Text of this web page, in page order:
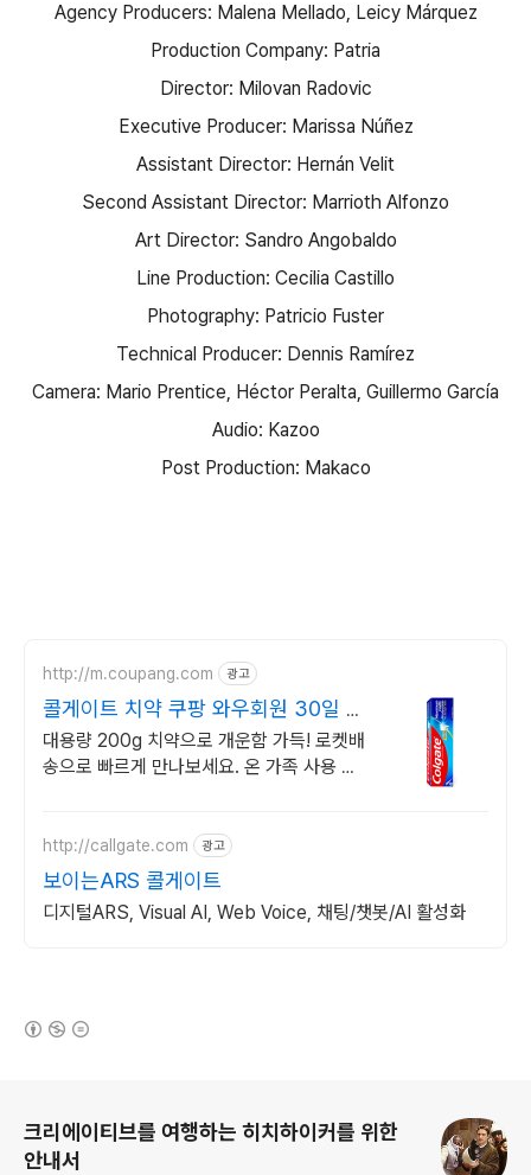
Agency Producers: Malena Mellado, Leicy Márquez
Production Company: Patria
Director: Milovan Radovic
Executive Producer: Marissa Núñez
Assistant Director: Hernán Velit
Second Assistant Director: Marrioth Alfonzo
Art Director: Sandro Angobaldo
Line Production: Cecilia Castillo
Photography: Patricio Fuster
Technical Producer: Dennis Ramírez
Camera: Mario Prentice, Héctor Peralta, Guillermo García
Audio: Kazoo
Post Production: Makaco
http://m.coupang.com 광고
콜게이트 치약 쿠팡 와우회원 30일 반
품
대용량 200g 치약으로 개운함 가득! 로켓배
송으로 빠르게 만나보세요. 온 가족 사용 가
http://callgate.com 광고
보이는ARS 콜게이트
디지털ARS, Visual AI, Web Voice, 채팅/챗봇/AI 활성화
크리에이티브를 여행하는 히치하이커를 위한
안내서